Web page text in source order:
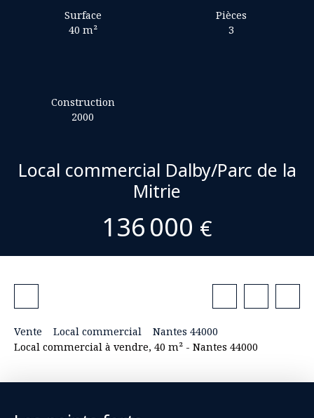
Surface
40 m²
Pièces
3
Construction
2000
Local commercial Dalby/Parc de la
Mitrie
136 000 €
Vente Local commercial
Nantes 44000
Local commercial à vendre, 40 m² - Nantes 44000